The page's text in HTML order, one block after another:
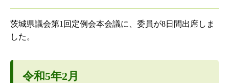
茨城県議会第1回定例会本会議に、委員が8日間出席しま
した。
令和5年2月